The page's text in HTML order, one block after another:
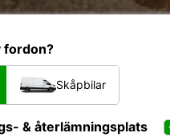
fordon?
Skåpbilar
& återlämningsplats